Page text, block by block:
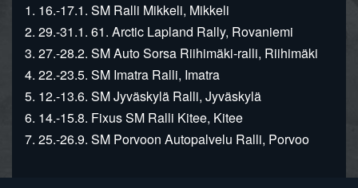
1. 16.-17.1. SM Ralli Mikkeli, Mikkeli
2. 29.-31.1. 61. Arctic Lapland Rally, Rovaniemi
3. 27.-28.2. SM Auto Sorsa Riihimäki-ralli, Riihimäki
4. 22.-23.5. SM Imatra Ralli, Imatra
5. 12.-13.6. SM Jyväskylä Ralli, Jyväskylä
6. 14.-15.8. Fixus SM Ralli Kitee, Kitee
7. 25.-26.9. SM Porvoon Autopalvelu Ralli, Porvoo